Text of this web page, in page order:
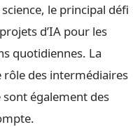
le principal défi
d’IA pour les
quotidiennes. La
rôle des intermédiaires
également des